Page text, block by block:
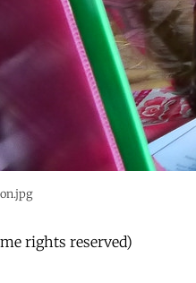
rights reserved)